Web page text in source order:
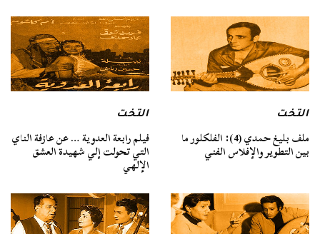
التخت
ملف بليغ حمدي (4): الفلكلور ما
بين التطوير والإفلاس الفني
التخت
فيلم رابعة العدوية … عن عازفة الناي
التي تحولت إلي شهيدة العشق
الإلهي